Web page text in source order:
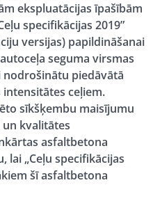
ekspluatācijas īpašībām
specifikācijas 2019”
versijas) papildināšanai
seguma virsmas
piedāvātā
ceļiem.
sīkšķembu maisījumu
kvalitātes
asfaltbetona
lai „Ceļu specifikācijas
šī asfaltbetona